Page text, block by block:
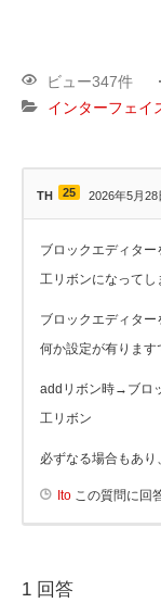
ビュー347件
インターフェイ
TH 25 2026年5月28
ブロックエディタ
工リボンになってし
ブロックエディタ
何か設定が有ります
addリボン時→ブロ
工リボン
必ずなる場合もあり
Ito この質問に回
1 回答